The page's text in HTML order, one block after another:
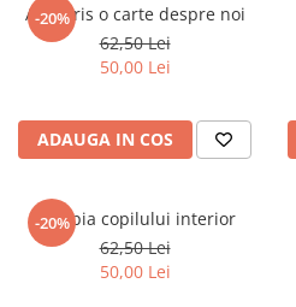
Politică/Geopolitică
Sociologie
Sport
Stiinte/Educatie
-20%
Am scris o carte despre noi
62,50 Lei
50,00 Lei
ADAUGA IN COS
-20%
Terapia copilului interior
62,50 Lei
50,00 Lei